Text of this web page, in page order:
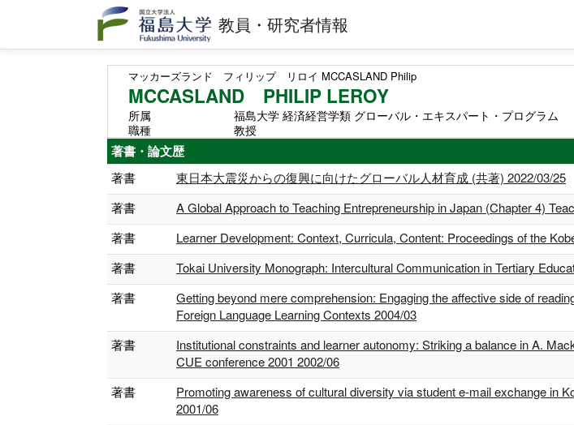
教員・研究者情報
マッカーズランド フィリップ リロイ MCCASLAND Philip
MCCASLAND PHILIP LEROY
所属
福島大学 経済経営学類 グローバル・エキスパート・プログラム
職種
教授
著書・論文歴
著書
東日本大震災からの復興に向けたグローバル人材育成 (共著) 2022/03/25
著書
A Global Approach to Teaching Entrepreneurship in Japan (Chapter 4)
著書
Learner Development: Context, Curricula, Content: Proceedings of the
著書
Tokai University Monograph: Intercultural Communication in Tertiary
著書
Getting beyond mere comprehension: Engaging the affective side of
Foreign Language Learning Contexts 2004/03
著書
Institutional constraints and learner autonomy: Striking a balance in A.
CUE conference 2001 2002/06
著書
Promoting awareness of cultural diversity via student e-mail exchange in
2001/06